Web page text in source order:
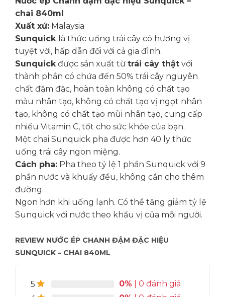
chai 840ml
Xuất xứ:Malaysia
Sunquick là thức uống trái cây có hương vị
tuyệt vời, hấp dẫn đối với cả gia đình.
Sunquickđược sản xuất từ trái cây thậtvới
thành phần có chứa đến 50% trái cây nguyên
chất đậm đặc, hoàn toàn không có chất tạo
màu nhân tạo, không có chất tạo vị ngọt nhân
tạo, không có chất tạo mùi nhân tạo, cung cấp
nhiều Vitamin C, tốt cho sức khỏe của bạn.
Một chai Sunquick pha được hơn 40 ly thức
uống trái cây ngon miệng.
Cách pha:Pha theo tỷ lệ 1 phần Sunquick với 9
phần nước và khuấy đều, không cần cho thêm
đường.
Ngon hơn khi uống lạnh. Có thể tăng giảm tỷ lệ
Sunquick với nước theo khẩu vị của mỗi người.
REVIEW NƯỚC ÉP CHANH ĐẬM ĐẶC HIỆU
SUNQUICK – CHAI 840ML
5 0% | 0 đánh giá